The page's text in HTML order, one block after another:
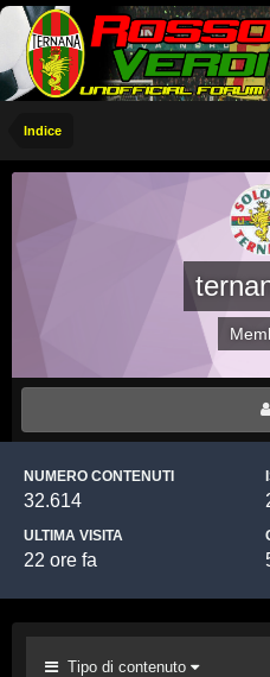
Indice
NUMERO CONTENUTI
32.614
ULTIMA VISITA
22 ore fa
Tipo di contenuto